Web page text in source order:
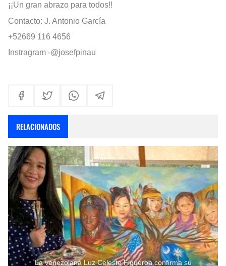
¡¡Un gran abrazo para todos!!
Contacto: J. Antonio García
+52669 116 4656
Instragram -@josefpinau
RELACIONADOS
La venezolana Luz Celeste Figueroa confirma su